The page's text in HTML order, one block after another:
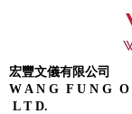
宏豐文儀有限公司
W A N G F U N G O
L T D.